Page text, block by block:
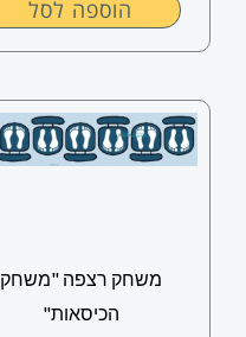
הוספה לסל
משחק רצפה "משחק
הכיסאות"